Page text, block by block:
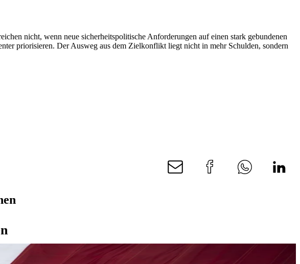
nicht, wenn neue sicherheitspolitische Anforderungen auf einen stark gebundenen
priorisieren. Der Ausweg aus dem Zielkonflikt liegt nicht in mehr Schulden, sondern